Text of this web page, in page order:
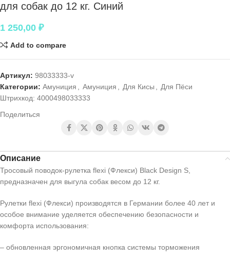
для собак до 12 кг. Синий
1 250,00 ₽
Add to compare
Артикул: 98033333-v
Категории: Амуниция Амуниция Для Кисы
Для Пёси
Штрихкод: 4000498033333
Поделиться
Описание
Тросовый поводок-рулетка flexi (Флекси) Black Design S,
предназначен для выгула собак весом до 12 кг.
Рулетки flexi (Флекси) производятся в Германии более 40 лет и
особое внимание уделяется обеспечению безопасности и
комфорта использования:
– обновленная эргономичная кнопка системы торможения